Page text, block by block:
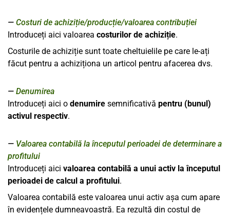
Costuri de achiziție/producție/valoarea contribuției
Introduceți aici valoarea costurilor de achiziție.
Costurile de achiziție sunt toate cheltuielile pe care le-ați
făcut pentru a achiziționa un articol pentru afacerea dvs.
Denumirea
Introduceți aici o denumire semnificativă pentru (bunul)
activul respectiv.
Valoarea contabilă la începutul perioadei de determinare a
profitului
Introduceți aici valoarea contabilă a unui activ la începutul
perioadei de calcul a profitului.
Valoarea contabilă este valoarea unui activ așa cum apare
în evidențele dumneavoastră. Ea rezultă din costul de